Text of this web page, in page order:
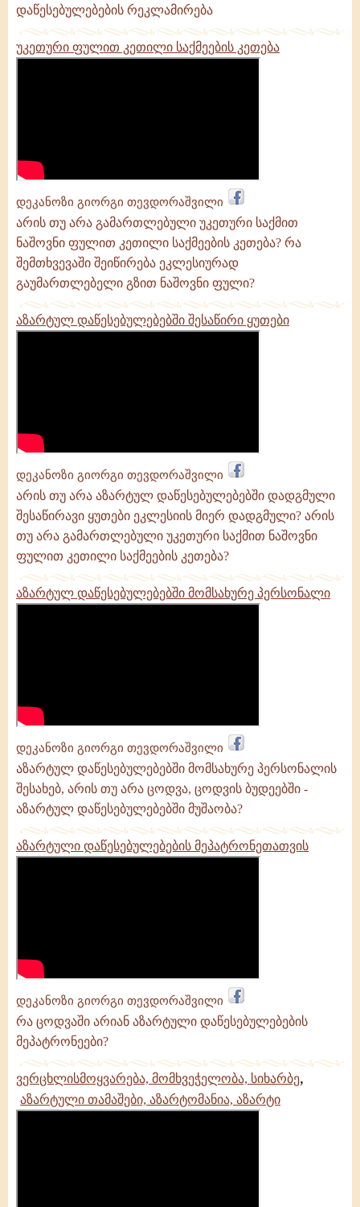
დაწესებულებების რეკლამირება
უკეთური ფულით კეთილი საქმეების კეთება
დეკანოზი გიორგი თევდორაშვილი
არის თუ არა გამართლებული უკეთური საქმით
ნაშოვნი ფულით კეთილი საქმეების კეთება? რა
შემთხვევაში შეიწირება ეკლესიურად
გაუმართლებელი გზით ნაშოვნი ფული?
აზარტულ დაწესებულებებში შესაწირი ყუთები
დეკანოზი გიორგი თევდორაშვილი
არის თუ არა აზარტულ დაწესებულებებში დადგმული
შესაწირავი ყუთები ეკლესიის მიერ დადგმული? არის
თუ არა გამართლებული უკეთური საქმით ნაშოვნი
ფულით კეთილი საქმეების კეთება?
აზარტულ დაწესებულებებში მომსახურე პერსონალი
დეკანოზი გიორგი თევდორაშვილი
აზარტულ დაწესებულებებში მომსახურე პერსონალის
შესახებ, არის თუ არა ცოდვა, ცოდვის ბუდეებში -
აზარტულ დაწესებულებებში მუშაობა?
აზარტული დაწესებულებების მეპატრონეთათვის
დეკანოზი გიორგი თევდორაშვილი
რა ცოდვაში არიან აზარტული დაწესებულებების
მეპატრონეები?
ვერცხლისმოყვარება, მომხვეჭელობა, სიხარბე,
აზარტული თამაშები, აზარტომანია, აზარტი